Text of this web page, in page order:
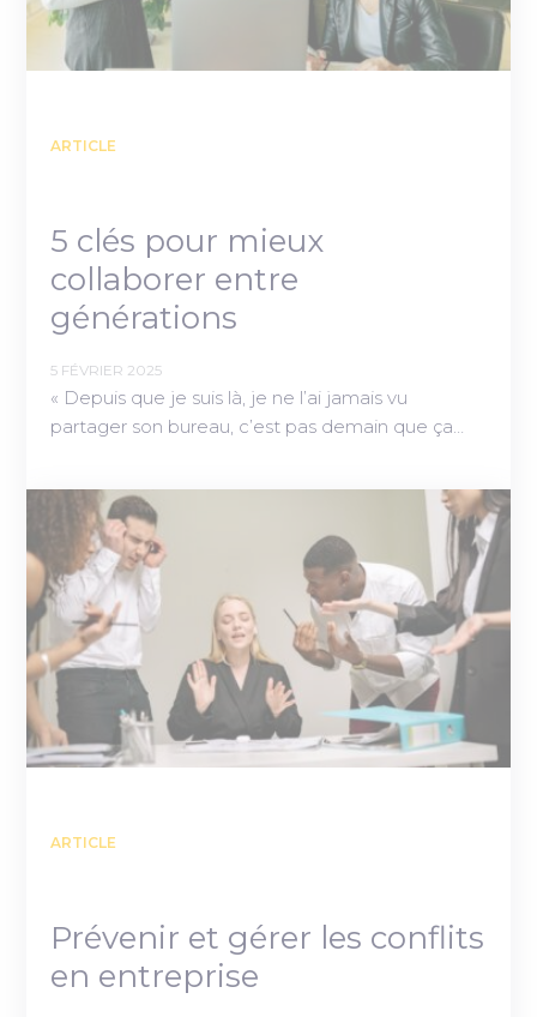
ARTICLE
5 clés pour mieux
collaborer entre
générations
5 FÉVRIER 2025
« Depuis que je suis là, je ne l’ai jamais vu
partager son bureau, c’est pas demain que ça…
ARTICLE
Prévenir et gérer les conflits
en entreprise